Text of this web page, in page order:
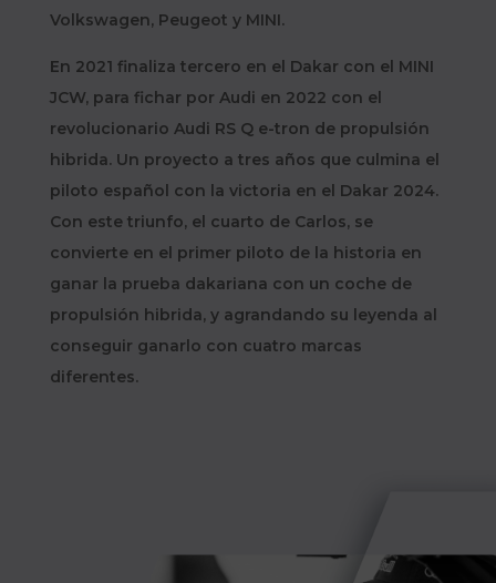
Volkswagen, Peugeot y MINI.
En 2021 finaliza tercero en el Dakar con el MINI
JCW, para fichar por Audi en 2022 con el
revolucionario Audi RS Q e-tron de propulsión
hibrida. Un proyecto a tres años que culmina el
piloto español con la victoria en el Dakar 2024.
Con este triunfo, el cuarto de Carlos, se
convierte en el primer piloto de la historia en
ganar la prueba dakariana con un coche de
propulsión hibrida, y agrandando su leyenda al
conseguir ganarlo con cuatro marcas
diferentes.